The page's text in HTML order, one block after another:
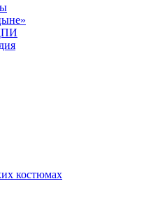
костюмах